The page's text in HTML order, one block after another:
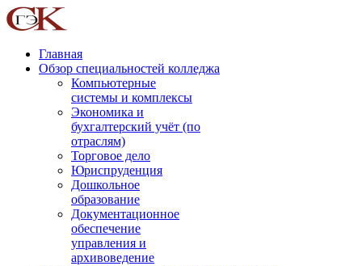
Главная
Обзор специальностей колледжа
Компьютерные
системы и комплексы
Экономика и
бухгалтерский учёт (по
отраслям)
Торговое дело
Юриспруденция
Дошкольное
образование
Документационное
обеспечение
управления и
архивоведение